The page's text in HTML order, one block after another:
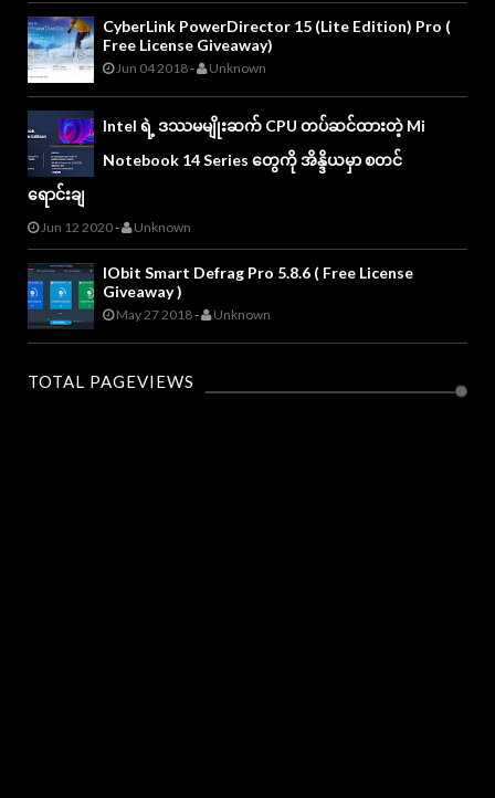
CyberLink PowerDirector 15 (Lite Edition) Pro (
Free License Giveaway)
Jun 04 2018- Unknown
Intel ရဲ့ ဒဿမမျိုးဆက် CPU တပ်ဆင်ထားတဲ့ Mi
Notebook 14 Series တွေကို အိန္ဒိယမှာ စတင်
ရောင်းချ
Jun 12 2020- Unknown
IObit Smart Defrag Pro 5.8.6 ( Free License
Giveaway )
May 27 2018- Unknown
TOTAL PAGEVIEWS